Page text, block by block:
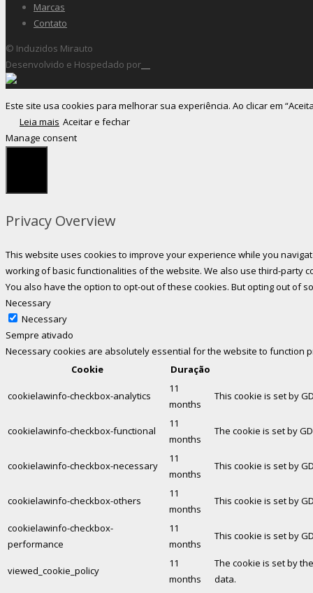
Marcas
Contato
© Induzidos Mirauto
Desenvolvido e Hospedado por
Este site usa cookies para melhorar sua experiência. Ao clicar em
Leia mais Aceitar e fechar
Manage consent
Privacy Overview
This website uses cookies to improve your experience while you
working of basic functionalities of the website. We also use third-party
You also have the option to opt-out of these cookies. But opting out of
Necessary
Necessary
Sempre ativado
Necessary cookies are absolutely essential for the website to
Cookie
Duração
cookielawinfo-checkbox-analytics
11
months
This cookie is set by
cookielawinfo-checkbox-functional
11
months
The cookie is set by
cookielawinfo-checkbox-necessary
11
months
This cookie is set by
cookielawinfo-checkbox-others
11
months
This cookie is set by
cookielawinfo-checkbox-
performance
11
months
This cookie is set by
viewed_cookie_policy
11
months
The cookie is set by
data.